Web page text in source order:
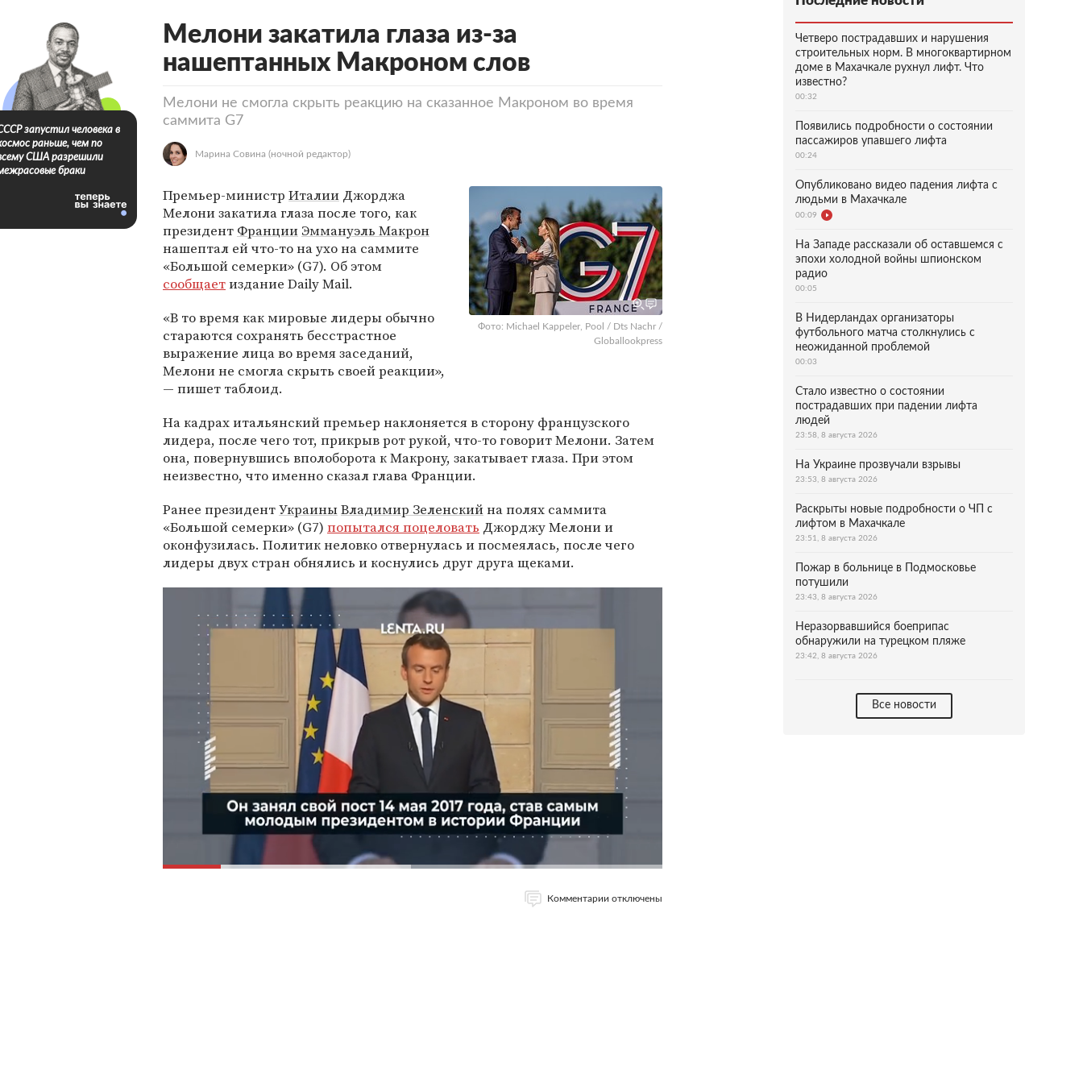
Мелони закатила глаза из-за
нашептанных Макроном слов
Мелони не смогла скрыть реакцию на сказанное Макроном во время
саммита G7
Марина Совина (ночной редактор)
Фото: Michael Kappeler, Pool / Dts Nachr /
Globallookpress
Премьер-министр Италии Джорджа
Мелони закатила глаза после того, как
президент Франции Эммануэль Макрон
нашептал ей что-то на ухо на саммите
«Большой семерки» (G7). Об этом
сообщаетиздание Daily Mail.
«В то время как мировые лидеры обычно
стараются сохранять бесстрастное
выражение лица во время заседаний,
Мелони не смогла скрыть своей реакции»,
— пишет таблоид.
На кадрах итальянский премьер наклоняется в сторону французского
лидера, после чего тот, прикрыв рот рукой, что-то говорит Мелони. Затем
она, повернувшись вполоборота к Макрону, закатывает глаза. При этом
неизвестно, что именно сказал глава Франции.
Ранее президентУкраиныВладимир Зеленскийна полях саммита
«Большой семерки» (G7) попытался поцеловать Джорджу Мелони и
оконфузилась. Политик неловко отвернулась и посмеялась, после чего
лидеры двух стран обнялись и коснулись друг друга щеками.
Комментарии отключены
запустил человека в
раньше, чем по
США разрешили
браки
Четверо пострадавших и нарушения
строительных норм. В многоквартирном
доме в Махачкале рухнул лифт. Что
известно?
00:32
Появились подробности о состоянии
пассажиров упавшего лифта
00:24
Опубликовано видео падения лифта с
людьми в Махачкале
00:09
На Западе рассказали об оставшемся с
эпохи холодной войны шпионском
радио
00:05
В Нидерландах организаторы
футбольного матча столкнулись с
неожиданной проблемой
00:03
Стало известно о состоянии
пострадавших при падении лифта
людей
23:58, 8 августа 2026
На Украине прозвучали взрывы
23:53, 8 августа 2026
Раскрыты новые подробности о ЧП с
лифтом в Махачкале
23:51, 8 августа 2026
Пожар в больнице в Подмосковье
потушили
23:43, 8 августа 2026
Неразорвавшийся боеприпас
обнаружили на турецком пляже
23:42, 8 августа 2026
Все новости